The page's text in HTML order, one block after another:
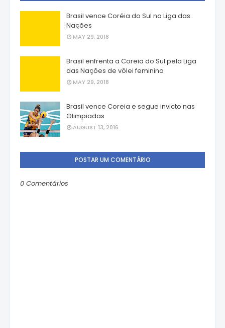
Brasil vence Coréia do Sul na Liga das
Nações
MAY 29, 2018
Brasil enfrenta a Coreia do Sul pela Liga
das Nações de vôlei feminino
MAY 29, 2018
Brasil vence Coreia e segue invicto nas
Olimpiadas
AUGUST 13, 2016
POSTAR UM COMENTÁRIO
0 Comentários